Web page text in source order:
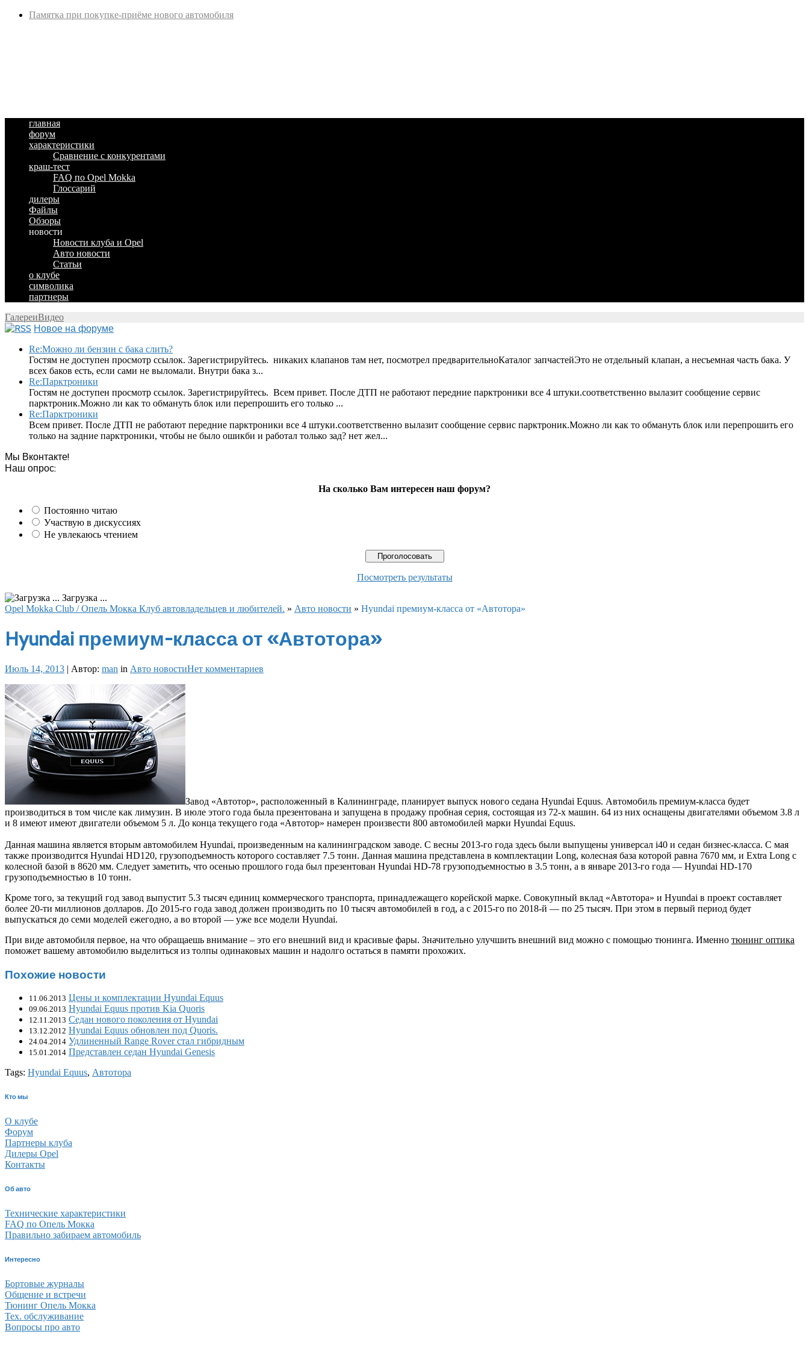
Памятка при покупке-приёме нового автомобиля
главная
форум
характеристики
Сравнение с конкурентами
краш-тест
FAQ по Opel Mokka
Глоссарий
дилеры
Файлы
Обзоры
новости
Новости клуба и Opel
Авто новости
Статьи
о клубе
символика
партнеры
ГалереиВидео
Новое на форуме
Re:Можно ли бензин с бака слить?
Гостям не доступен просмотр ссылок. Зарегистрируйтесь. никаких клапанов там нет, посмотрел предварительноКаталог запчастейЭто не отдельный клапан, а несъемная часть бака. У
всех баков есть, если сами не выломали. Внутри бака з...
Re:Парктроники
Гостям не доступен просмотр ссылок. Зарегистрируйтесь. Всем привет. После ДТП не работают передние парктроники все 4 штуки.соответственно вылазит сообщение сервис
парктроник.Можно ли как то обмануть блок или перепрошить его только ...
Re:Парктроники
Всем привет. После ДТП не работают передние парктроники все 4 штуки.соответственно вылазит сообщение сервис парктроник.Можно ли как то обмануть блок или перепрошить его
только на задние парктроники, чтобы не было ошикби и работал только зад? нет жел...
Мы Вконтакте!
Наш опрос:
На сколько Вам интересен наш форум?
Постоянно читаю
Участвую в дискуссиях
Не увлекаюсь чтением
Посмотреть результаты
Загрузка ...
Opel Mokka Club / Опель Мокка Клуб автовладельцев и любителей. » Авто новости » Hyundai премиум-класса от «Автотора»
Hyundai премиум-класса от «Автотора»
Июль 14, 2013 | Автор: man in Авто новостиНет комментариев
Завод «Автотор», расположенный в Калининграде, планирует выпуск нового седана Hyundai Equus. Автомобиль премиум-класса будет
производиться в том числе как лимузин. В июле этого года была презентована и запущена в продажу пробная серия, состоящая из 72-х машин. 64 из них оснащены двигателями объемом 3.8 л
и 8 имеют имеют двигатели объемом 5 л. До конца текущего года «Автотор» намерен произвести 800 автомобилей марки Hyundai Equus.
Данная машина является вторым автомобилем Hyundai, произведенным на калининградском заводе. С весны 2013-го года здесь были выпущены универсал i40 и седан бизнес-класса. С мая
также производится Hyundai HD120, грузоподъемность которого составляет 7.5 тонн. Данная машина представлена в комплектации Long, колесная база которой равна 7670 мм, и Extra Long с
колесной базой в 8620 мм. Следует заметить, что осенью прошлого года был презентован Hyundai НD-78 грузоподъемностью в 3.5 тонн, а в январе 2013-го года — Hyundai НD-170
грузоподъемностью в 10 тонн.
Кроме того, за текущий год завод выпустит 5.3 тысяч единиц коммерческого транспорта, принадлежащего корейской марке. Совокупный вклад «Автотора» и Hyundai в проект составляет
более 20-ти миллионов долларов. До 2015-го года завод должен производить по 10 тысяч автомобилей в год, а с 2015-го по 2018-й — по 25 тысяч. При этом в первый период будет
выпускаться до семи моделей ежегодно, а во второй — уже все модели Hyundai.
При виде автомобиля первое, на что обращаешь внимание – это его внешний вид и красивые фары. Значительно улучшить внешний вид можно с помощью тюнинга. Именно тюнинг оптика
поможет вашему автомобилю выделиться из толпы одинаковых машин и надолго остаться в памяти прохожих.
Похожие новости
11.06.2013 Цены и комплектации Hyundai Equus
09.06.2013 Hyundai Equus против Kia Quoris
12.11.2013 Седан нового поколения от Hyundai
13.12.2012 Hyundai Equus обновлен под Quoris.
24.04.2014 Удлиненный Range Rover стал гибридным
15.01.2014 Представлен седан Hyundai Genesis
Tags: Hyundai Equus, Автотора
Кто мы
О клубе
Форум
Партнеры клуба
Дилеры Opel
Контакты
Об авто
Технические характеристики
FAQ по Опель Мокка
Правильно забираем автомобиль
Интересно
Бортовые журналы
Общение и встречи
Тюнинг Опель Мокка
Тех. обслуживание
Вопросы про авто